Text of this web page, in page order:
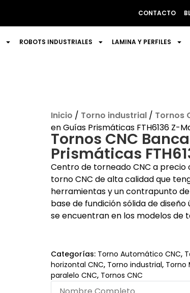
CONTACTO
ROBOTS INDUSTRIALES LAMINA Y PERFILES
Inicio / Torno industrial/ Tornos
en Guías Prismáticas FTH6136 Z-
Tornos CNC
Prismáticas
Centro de torneado CNC a
torno CNC de alta calidad que
herramientas y un contrapunto
base de fundición sólida de
se encuentran en los modelos de
Categorías: Torno Automático CNC,
horizontal CNC, Torno industrial, Torno
paralelo CNC, Tornos CNC